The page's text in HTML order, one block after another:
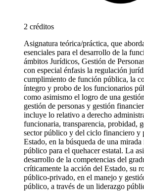
2 créditos
Asignatura teórica/práctica, que
esenciales para el desarrollo de la
ámbitos Jurídicos, Gestión de
con especial énfasis la regulación
cumplimiento de función pública, la
íntegro y probo de los funcionarios
como asimismo el logro de una
gestión de personas y gestión
incluye lo relativo a derecho
funcionaria, transparencia, probidad,
sector público y del ciclo financiero y
Estado, en la búsqueda de una
público para el quehacer estatal. La
desarrollo de la competencias del
críticamente la acción del Estado, su
público-privado, en el manejo y
público, a través de un liderazgo